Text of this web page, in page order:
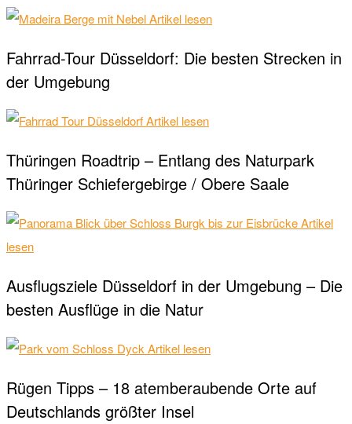
Artikel lesen
Fahrrad-Tour Düsseldorf: Die besten Strecken in
der Umgebung
Artikel lesen
Thüringen Roadtrip – Entlang des Naturpark
Thüringer Schiefergebirge / Obere Saale
Artikel
lesen
Ausflugsziele Düsseldorf in der Umgebung – Die
besten Ausflüge in die Natur
Artikel lesen
Rügen Tipps – 18 atemberaubende Orte auf
Deutschlands größter Insel